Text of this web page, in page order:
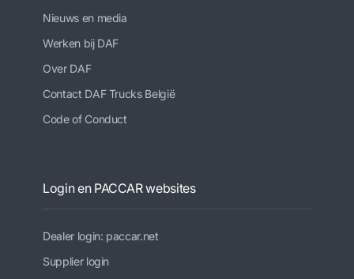
Nieuws en media
Werken bij DAF
Over DAF
Contact DAF Trucks België
Code of Conduct
Login en PACCAR websites
Dealer login: paccar.net
Supplier login